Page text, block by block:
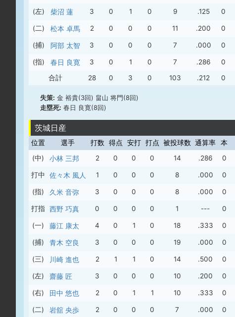
(左) 柴沼 蓮 3 0 1 0 9 .125 0
(二) 松本 卓馬 2 0 0 0 11 .200 0
(捕) 阿部 太智 3 0 0 0 7 .000 0
(指) 春日 良寛 3 0 1 0 7 .286 0
合計 28 0 3 0 103 .212 0
失策: 金 裕貴(3回) 畠山 将門(8回)
走塁死: 春日 良寛(8回)
茨城日産
位置 選手 打数 得点 安打 打点 被投球数 通算率 本
(中)
小林 三邦 2 0 0 0 14 .286 0
打中 佐々木 風人 1 0 0 0 8 .000 0
(指) 久米 音弥 3 0 0 0 8 .000 0
打指 西野 巧真 0 0 0 0 1 --- 0
(一) 藤江 康太 4 0 1 0 18 .333 0
(捕) 青木 空良 3 0 0 0 19 .000 0
(三) 川崎 進也 2 1 1 0 14 .500 0
(左) 齋藤 匠 3 0 0 0 10 .200 0
(右) 田中 悠也 2 0 1 1 10 .333 0
(二) 岩舘 央歩 2 0 0 0 7 .000 0